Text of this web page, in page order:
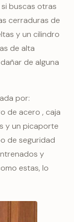
buscas otras
cerraduras de
y un cilindro
de alta
de alguna
por:
de acero , caja
y un picaporte
de seguridad
y
estas, lo